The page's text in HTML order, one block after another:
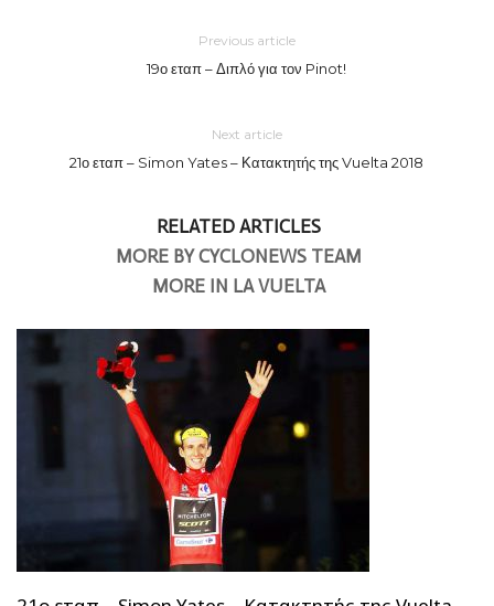
Previous article
19ο εταπ – Διπλό για τον Pinot!
Next article
21ο εταπ – Simon Yates – Κατακτητής της Vuelta 2018
RELATED ARTICLES
MORE BY CYCLONEWS TEAM
MORE IN LA VUELTA